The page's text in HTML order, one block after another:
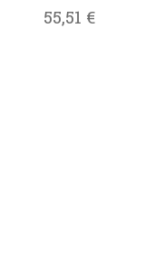
55,51 €